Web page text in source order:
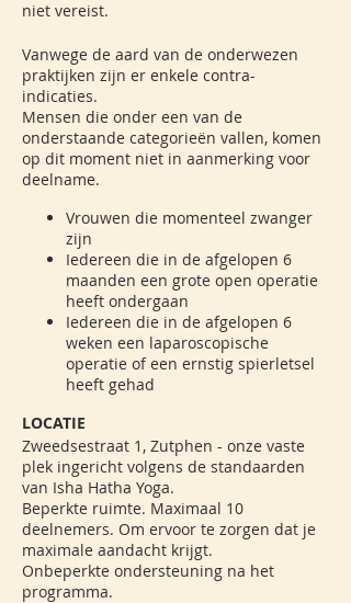
niet vereist.
Vanwege de aard van de onderwezen
praktijken zijn er enkele contra-
indicaties.
Mensen die onder een van de
onderstaande categorieën vallen, komen
op dit moment niet in aanmerking voor
deelname.
Vrouwen die momenteel zwanger
zijn
Iedereen die in de afgelopen 6
maanden een grote open operatie
heeft ondergaan
Iedereen die in de afgelopen 6
weken een laparoscopische
operatie of een ernstig spierletsel
heeft gehad
LOCATIE
Zweedsestraat 1, Zutphen - onze vaste
plek ingericht volgens de standaarden
van Isha Hatha Yoga.
Beperkte ruimte. Maximaal 10
deelnemers. Om ervoor te zorgen dat je
maximale aandacht krijgt.
Onbeperkte ondersteuning na het
programma.